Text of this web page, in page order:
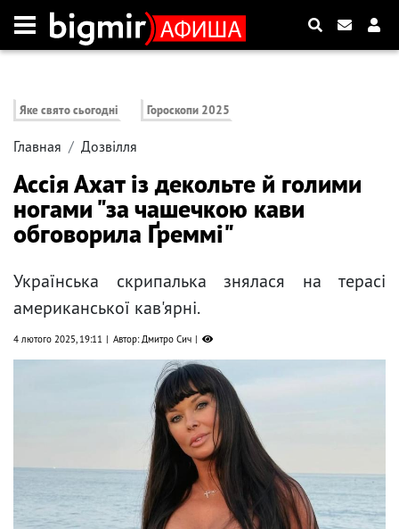
Яке свято сьогодні Гороскопи 2025
Главная Дозвілля
Ассія Ахат із декольте й голими
ногами "за чашечкою кави
обговорила Ґреммі"
Українська скрипалька знялася на терасі
американської кав'ярні.
4 лютого 2025, 19:11 Автор: Дмитро Сич